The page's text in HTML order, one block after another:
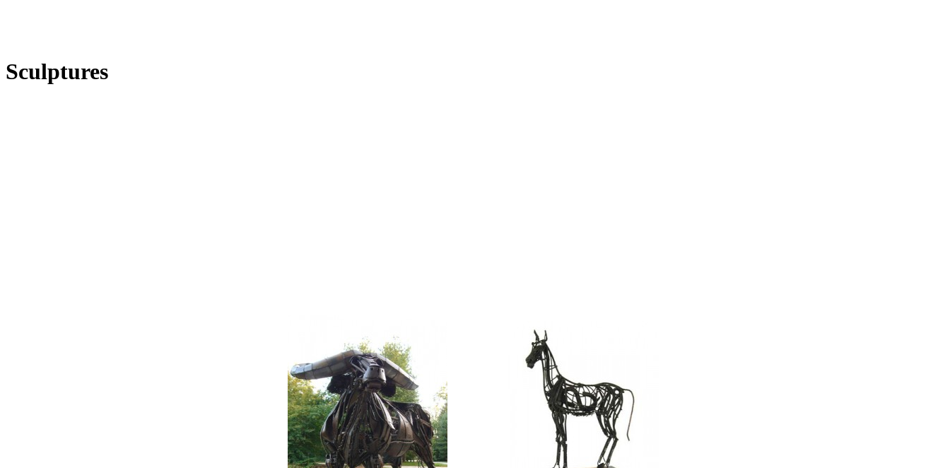
Sculptures